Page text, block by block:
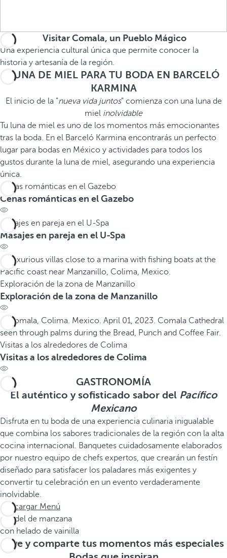
Visitar Comala, un Pueblo Mágico
Una experiencia cultural única que permite conocer la
historia y artesanía de la región.
LUNA DE MIEL PARA TU BODA EN BARCELÓ
KARMINA
El inicio de la "nueva vida juntos" comienza con una luna de
miel inolvidable
Tu luna de miel es uno de los momentos más emocionantes
tras la boda. En el Barceló Karmina encontrarás un perfecto
lugar para bodas en México y actividades para todos los
gustos durante la luna de miel, asegurando una experiencia
única.
Cenas románticas en el Gazebo
Cenas románticas en el Gazebo
Masajes en pareja en el U-Spa
Masajes en pareja en el U-Spa
Exploración de la zona de Manzanillo
Exploración de la zona de Manzanillo
Visitas a los alrededores de Colima
Visitas a los alrededores de Colima
GASTRONOMÍA
El auténtico y sofisticado sabor del Pacífico
Mexicano
Disfruta en tu boda de una experiencia culinaria inigualable
que combina los sabores tradicionales de la región con la alta
cocina internacional. Banquetes cuidadosamente elaborados
por nuestro equipo de chefs expertos, que crearán un festín
diseñado para satisfacer los paladares más exigentes y
convertir tu celebración en un evento verdaderamente
inolvidable.
Descargar Menú
Strudel de manzana
con helado de vainilla
Vive y comparte tus momentos más especiales